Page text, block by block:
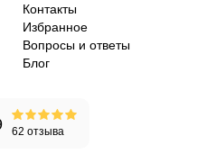
Контакты
Избранное
Вопросы и ответы
Блог
62 отзыва